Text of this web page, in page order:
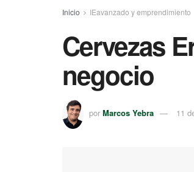
Inicio IEavanzado y emprendimiento
Cervezas
negocio
por Marcos Yebra 11